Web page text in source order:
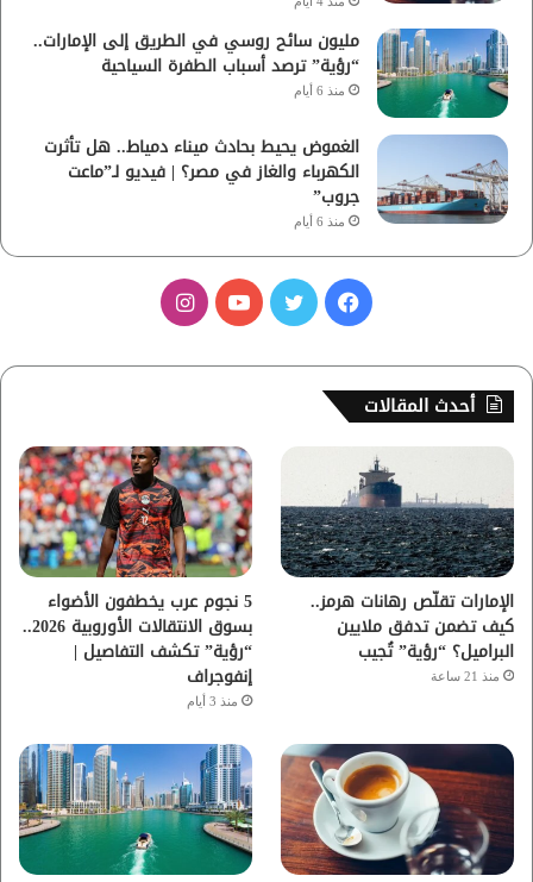
مليون سائح روسي في الطريق إلى الإمارات..
“رؤية” ترصد أسباب الطفرة السياحية
منذ 6 أيام
الغموض يحيط بحادث ميناء دمياط.. هل تأثرت
الكهرباء والغاز في مصر؟ | فيديو لـ”ماعت
جروب”
منذ 6 أيام
س
ب
ك
ي
و
ب
ت
ق
ر
م
أحدث المقالات
الإمارات تقلّص رهانات هرمز..
كيف تضمن تدفق ملايين
البراميل؟ “رؤية” تُجيب
منذ 21 ساعة
5 نجوم عرب يخطفون الأضواء
بسوق الانتقالات الأوروبية 2026..
“رؤية” تكشف التفاصيل |
إنفوجراف
منذ 3 أيام